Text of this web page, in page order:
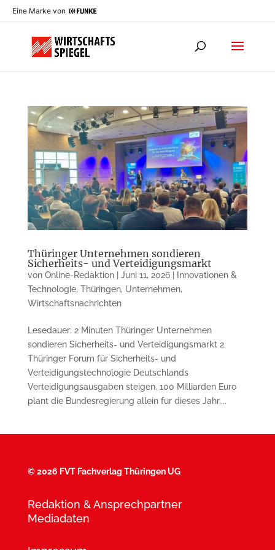
Eine Marke von
Thüringer Unternehmen sondieren
Sicherheits- und Verteidigungsmarkt
von Online-Redaktion| Juni 11, 2026| Innovationen &
Technologie, Thüringen, Unternehmen,
Wirtschaftsnachrichten
Lesedauer: 2 Minuten Thüringer Unternehmen
sondieren Sicherheits- und Verteidigungsmarkt 2.
Thüringer Forum für Sicherheits- und
Verteidigungstechnologie Deutschlands
Verteidigungsausgaben steigen. 100 Milliarden Euro
plant die Bundesregierung allein für dieses Jahr,...
©2026 FVT Fachverlag Thüringen UG
Redaktion & Ansprechpartner
Mediadaten